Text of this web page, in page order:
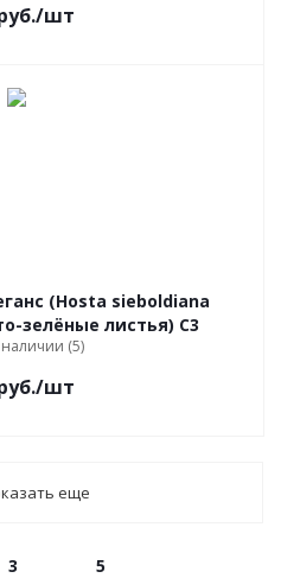
/шт
(Hosta sieboldiana
Elegans, голубовато-зелёные листья) С3
наличии (5)
/шт
еще
3 5